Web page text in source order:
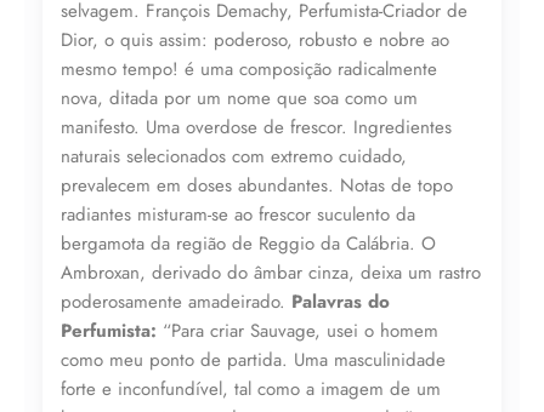
Lucre atéR$
Revenda por
R$940,89
Compre por
R$658,62
6x de R$109,77sem juros
selvagem. François Demachy, Perfumista-Criador de
Dior, o quis assim: poderoso, robusto e nobre ao
mesmo tempo! é uma composição radicalmente
nova, ditada por um nome que soa como um
manifesto. Uma overdose de frescor. Ingredientes
naturais selecionados com extremo cuidado,
prevalecem em doses abundantes. Notas de topo
radiantes misturam-se ao frescor suculento da
bergamota da região de Reggio da Calábria. O
Ambroxan, derivado do âmbar cinza, deixa um rastro
poderosamente amadeirado. Palavras do
Perfumista: “Para criar Sauvage, usei o homem
como meu ponto de partida. Uma masculinidade
forte e inconfundível, tal como a imagem de um